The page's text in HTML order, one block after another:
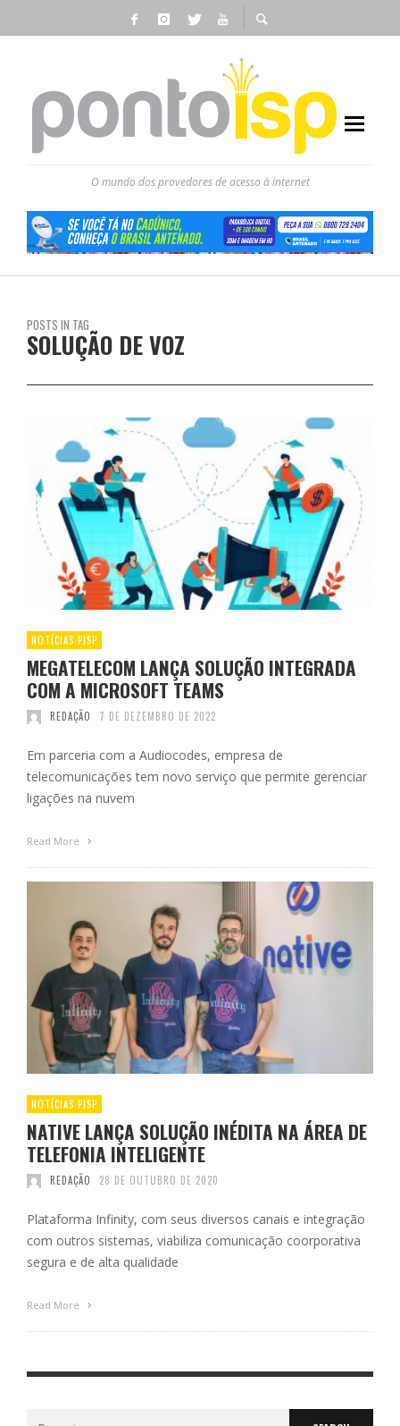
O mundo dos provedores de acesso à internet
POSTS IN TAG
SOLUÇÃO DE VOZ
NOTÍCIAS PISP
MEGATELECOM LANÇA SOLUÇÃO INTEGRADA
COM A MICROSOFT TEAMS
REDAÇÃO 7 DE DEZEMBRO DE 2022
Em parceria com a Audiocodes, empresa de
telecomunicações tem novo serviço que permite gerenciar
ligações na nuvem
Read More
NOTÍCIAS PISP
NATIVE LANÇA SOLUÇÃO INÉDITA NA ÁREA DE
TELEFONIA INTELIGENTE
REDAÇÃO 28 DE OUTUBRO DE 2020
Plataforma Infinity, com seus diversos canais e integração
com outros sistemas, viabiliza comunicação coorporativa
segura e de alta qualidade
Read More